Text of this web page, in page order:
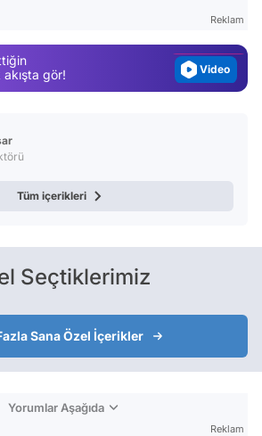
Reklam
gör!
Video
Tüm içerikleri
Seçtiklerimiz
Sana Özel İçerikler
Yorumlar Aşağıda
Reklam